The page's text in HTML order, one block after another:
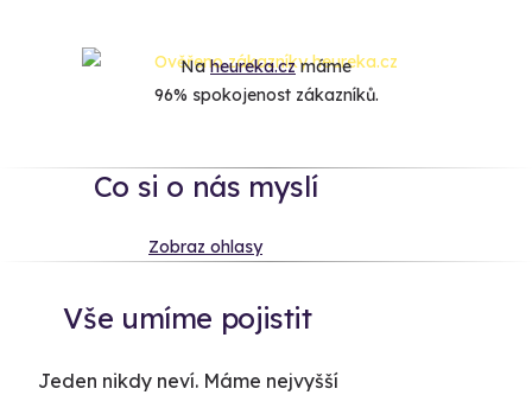
Naheureka.czmáme
96% spokojenost zákazníků.
Co si o nás myslí
Zobraz ohlasy
Vše umíme pojistit
Jeden nikdy neví. Máme nejvyšší